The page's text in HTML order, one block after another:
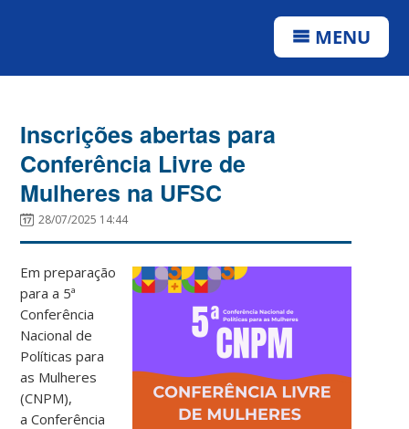
MENU
Inscrições abertas para
Conferência Livre de
Mulheres na UFSC
28/07/2025 14:44
Em preparação
para a 5ª
Conferência
Nacional de
Políticas para
as Mulheres
(CNPM),
a Conferência